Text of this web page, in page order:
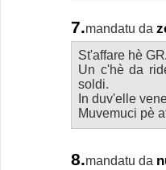
7.mandatu da
St'affare hè
Un c'hè da
soldi.
In duv'elle
Muvemuci pè
8.mandatu da